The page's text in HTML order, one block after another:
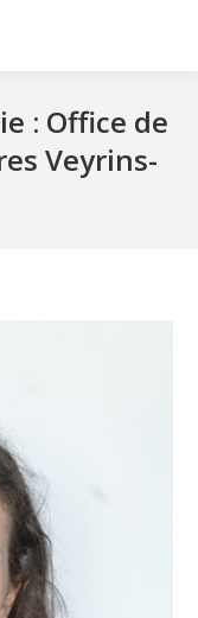
: Office de
Veyrins-